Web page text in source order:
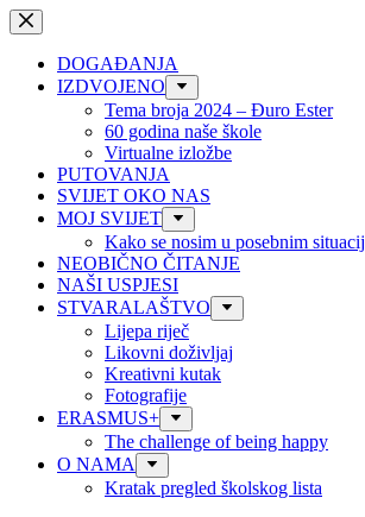
Preskoči
na
sadržajDOGAĐANJA
IZDVOJENO
Tema broja 2024 – Đuro Ester
60 godina naše škole
Virtualne izložbe
PUTOVANJA
SVIJET OKO NAS
MOJ SVIJET
Kako se nosim u posebnim
NEOBIČNO ČITANJE
NAŠI USPJESI
STVARALAŠTVO
Lijepa riječ
Likovni doživljaj
Kreativni kutak
Fotografije
ERASMUS+
The challenge of being happy
O NAMA
Kratak pregled školskog lista